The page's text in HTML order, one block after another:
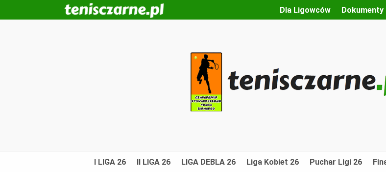
Dla Ligowców Dokumenty
I LIGA 26 II LIGA 26 LIGA DEBLA 26 Liga Kobiet 26 Puchar Ligi 26